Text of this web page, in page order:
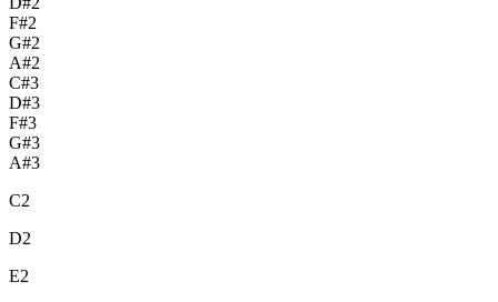
F#2
G#2
A#2
C#3
D#3
F#3
G#3
A#3
C2
D2
E2